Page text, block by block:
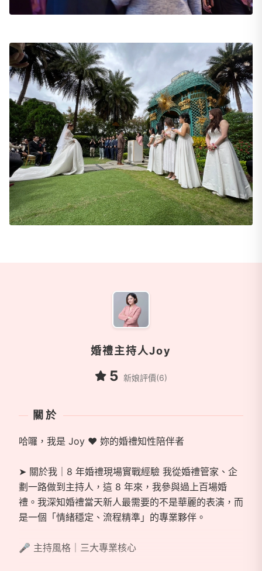
婚禮主持人Joy
5 新娘評價(6)
關於
哈囉，我是 Joy ❤ 妳的婚禮知性陪伴者
➤ 關於我｜8 年婚禮現場實戰經驗 我從婚禮管家、企
劃一路做到主持人，這 8 年來，我參與過上百場婚
禮。我深知婚禮當天新人最需要的不是華麗的表演，而
是一個「情緒穩定、流程精準」的專業夥伴。
🎤 主持風格｜三大專業核心